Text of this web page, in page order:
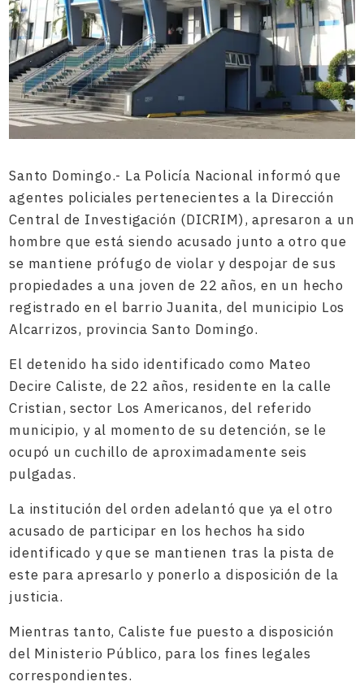
Santo Domingo.- La Policía Nacional informó que
agentes policiales pertenecientes a la Dirección
Central de Investigación (DICRIM), apresaron a un
hombre que está siendo acusado junto a otro que
se mantiene prófugo de violar y despojar de sus
propiedades a una joven de 22 años, en un hecho
registrado en el barrio Juanita, del municipio Los
Alcarrizos, provincia Santo Domingo.
El detenido ha sido identificado como Mateo
Decire Caliste, de 22 años, residente en la calle
Cristian, sector Los Americanos, del referido
municipio, y al momento de su detención, se le
ocupó un cuchillo de aproximadamente seis
pulgadas.
La institución del orden adelantó que ya el otro
acusado de participar en los hechos ha sido
identificado y que se mantienen tras la pista de
este para apresarlo y ponerlo a disposición de la
justicia.
Mientras tanto, Caliste fue puesto a disposición
del Ministerio Público, para los fines legales
correspondientes.